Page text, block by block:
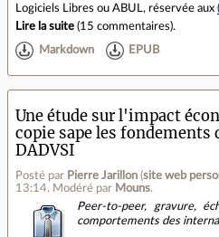
Logiciels Libres ou ABUL, réservée aux
Lire la suite (15 commentaires).
Markdown EPUB
Une étude sur l'impact
copie sape les fondements
DADVSI
Posté par Pierre Jarillon (site web
13:14. Modéré par Mouns.
Peer-to-peer, gravure,
comportements des